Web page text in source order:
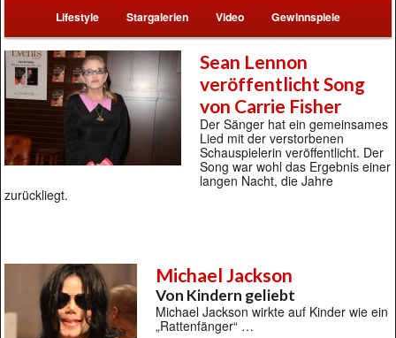
Lifestyle Stargalerien Video Gewinnspiele
Sean Lennon
veröffentlicht Song
von Carrie Fisher
Der Sänger hat ein gemeinsames
Lied mit der verstorbenen
Schauspielerin veröffentlicht. Der
Song war wohl das Ergebnis einer
langen Nacht, die Jahre
zurückliegt.
Michael Jackson
Von Kindern geliebt
Michael Jackson wirkte auf Kinder wie ein
„Rattenfänger“ …